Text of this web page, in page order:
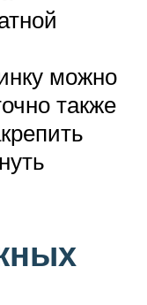
можно
также